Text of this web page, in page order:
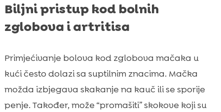
Biljni pristup kod bolnih
zglobova i artritisa
Primjećivanje bolova kod zglobova mačaka u
kući često dolazi sa suptilnim znacima. Mačka
možda izbjegava skakanje na kauč ili se sporije
penje. Također, može “promašiti” skokove koji su